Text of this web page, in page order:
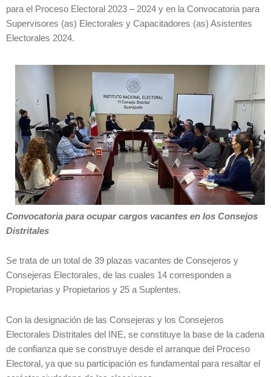
para el Proceso Electoral 2023 – 2024 y en la Convocatoria para
Supervisores (as) Electorales y Capacitadores (as) Asistentes
Electorales 2024.
Convocatoria para ocupar cargos vacantes en los Consejos
Distritales
Se trata de un total de 39 plazas vacantes de Consejeros y
Consejeras Electorales, de las cuales 14 corresponden a
Propietarias y Propietarios y 25 a Suplentes.
Con la designación de las Consejeras y los Consejeros
Electorales Distritales del INE, se constituye la base de la cadena
de confianza que se construye desde el arranque del Proceso
Electoral, ya que su participación es fundamental para resaltar el